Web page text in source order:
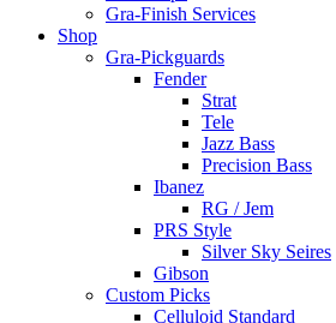
Gra-Finish Services
Shop
Gra-Pickguards
Fender
Strat
Tele
Jazz Bass
Precision Bass
Ibanez
RG / Jem
PRS Style
Silver Sky Seires
Gibson
Custom Picks
Celluloid Standard